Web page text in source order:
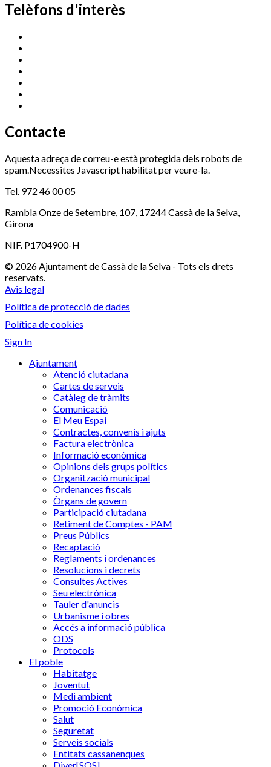
Telèfons d'interès
Contacte
Aquesta adreça de correu-e està protegida dels robots de
spam.Necessites Javascript habilitat per veure-la.
Tel. 972 46 00 05
Rambla Onze de Setembre, 107, 17244 Cassà de la Selva,
Girona
NIF. P1704900-H
© 2026 Ajuntament de Cassà de la Selva - Tots els drets
reservats.
Avis legal
Política de protecció de dades
Política de cookies
Sign In
Ajuntament
Atenció ciutadana
Cartes de serveis
Catàleg de tràmits
Comunicació
El Meu Espai
Contractes, convenis i ajuts
Factura electrònica
Informació econòmica
Opinions dels grups polítics
Organització municipal
Ordenances fiscals
Òrgans de govern
Participació ciutadana
Retiment de Comptes - PAM
Preus Públics
Recaptació
Reglaments i ordenances
Resolucions i decrets
Consultes Actives
Seu electrònica
Tauler d'anuncis
Urbanisme i obres
Accés a informació pública
ODS
Protocols
El poble
Habitatge
Joventut
Medi ambient
Promoció Econòmica
Salut
Seguretat
Serveis socials
Entitats cassanenques